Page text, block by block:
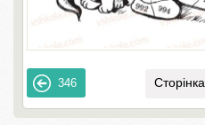
346 Сторінка